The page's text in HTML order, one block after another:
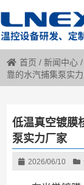
首页 /新闻中心
靠的水汽捕集泵实
低温真空镀膜
泵实力厂家
2026/06/10